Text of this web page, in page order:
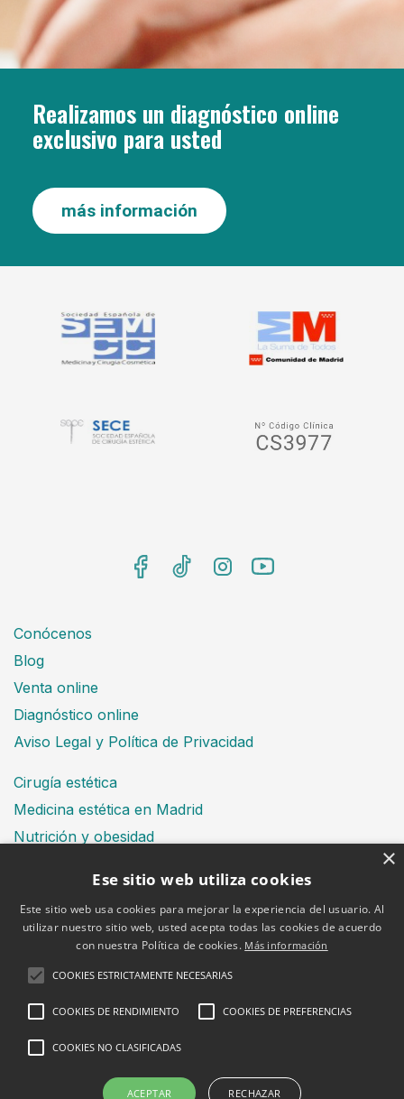
Realizamos un diagnóstico online
exclusivo para usted
más información
Conócenos
Blog
Venta online
Diagnóstico online
Aviso Legal y Política de Privacidad
Cirugía estética
Medicina estética en Madrid
Nutrición y obesidad
Financiación
Política de cookies
2026 © Clínica Bruselas
×
Ese sitio web utiliza cookies
Este sitio web usa cookies para mejorar la experiencia del usuario. Al
utilizar nuestro sitio web, usted acepta todas las cookies de acuerdo
con nuestra Política de cookies. Más información
COOKIES ESTRICTAMENTE NECESARIAS
COOKIES DE RENDIMIENTO COOKIES DE PREFERENCIAS
COOKIES NO CLASIFICADAS
ACEPTAR RECHAZAR